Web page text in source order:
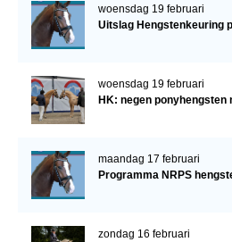
woensdag 19 februari
Uitslag Hengstenkeuring
woensdag 19 februari
HK: negen ponyhengsten
maandag 17 februari
Programma NRPS
zondag 16 februari